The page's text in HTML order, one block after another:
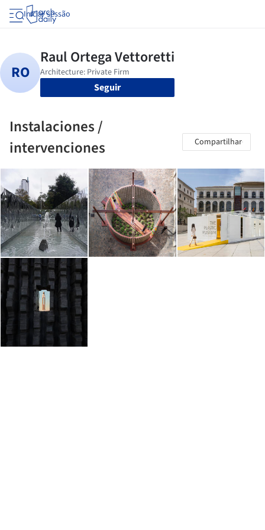
Iniciar sessão
Seguir
Instalaciones /
intervenciones
Compartilhar